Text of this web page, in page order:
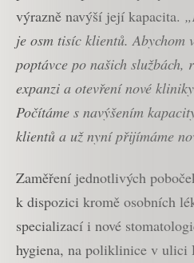
výrazně navýší její kapacita.
je osm tisíc klientů. Abychom
poptávce po našich službách,
expanzi a otevření nové
Počítáme s navýšením
klientů a už nyní přijímáme
Zaměření jednotlivých
k dispozici kromě osobních
specializací i nové
hygiena, na poliklinice v ulici